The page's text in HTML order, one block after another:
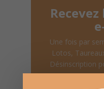
Une fois par
Lotos,
Désinscription